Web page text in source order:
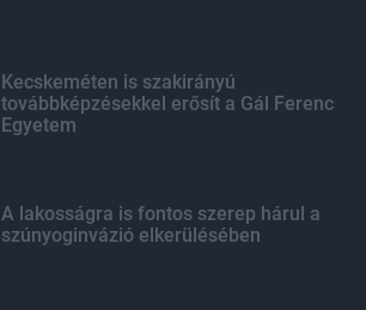
Kecskeméten is szakirányú
továbbképzésekkel erősít a Gál Ferenc
Egyetem
A lakosságra is fontos szerep hárul a
szúnyoginvázió elkerülésében